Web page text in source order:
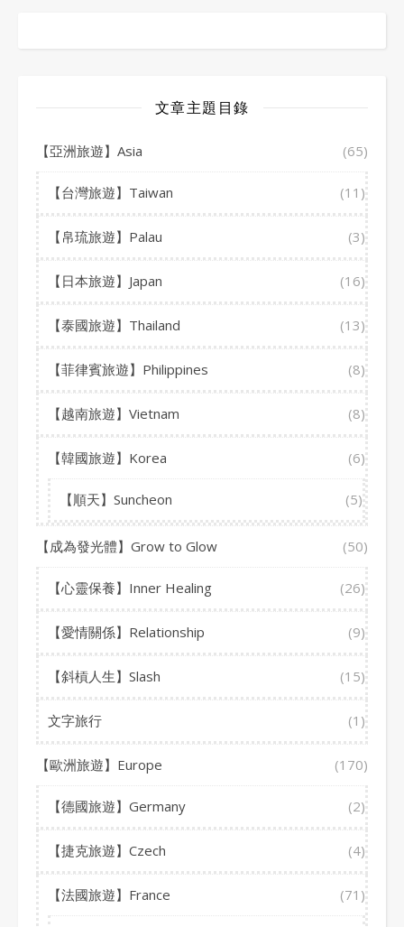
文章主題目錄
【亞洲旅遊】Asia (65)
【台灣旅遊】Taiwan (11)
【帛琉旅遊】Palau (3)
【日本旅遊】Japan (16)
【泰國旅遊】Thailand (13)
【菲律賓旅遊】Philippines (8)
【越南旅遊】Vietnam (8)
【韓國旅遊】Korea (6)
【順天】Suncheon (5)
【成為發光體】Grow to Glow (50)
【心靈保養】Inner Healing (26)
【愛情關係】Relationship (9)
【斜槓人生】Slash (15)
文字旅行 (1)
【歐洲旅遊】Europe (170)
【德國旅遊】Germany (2)
【捷克旅遊】Czech (4)
【法國旅遊】France (71)